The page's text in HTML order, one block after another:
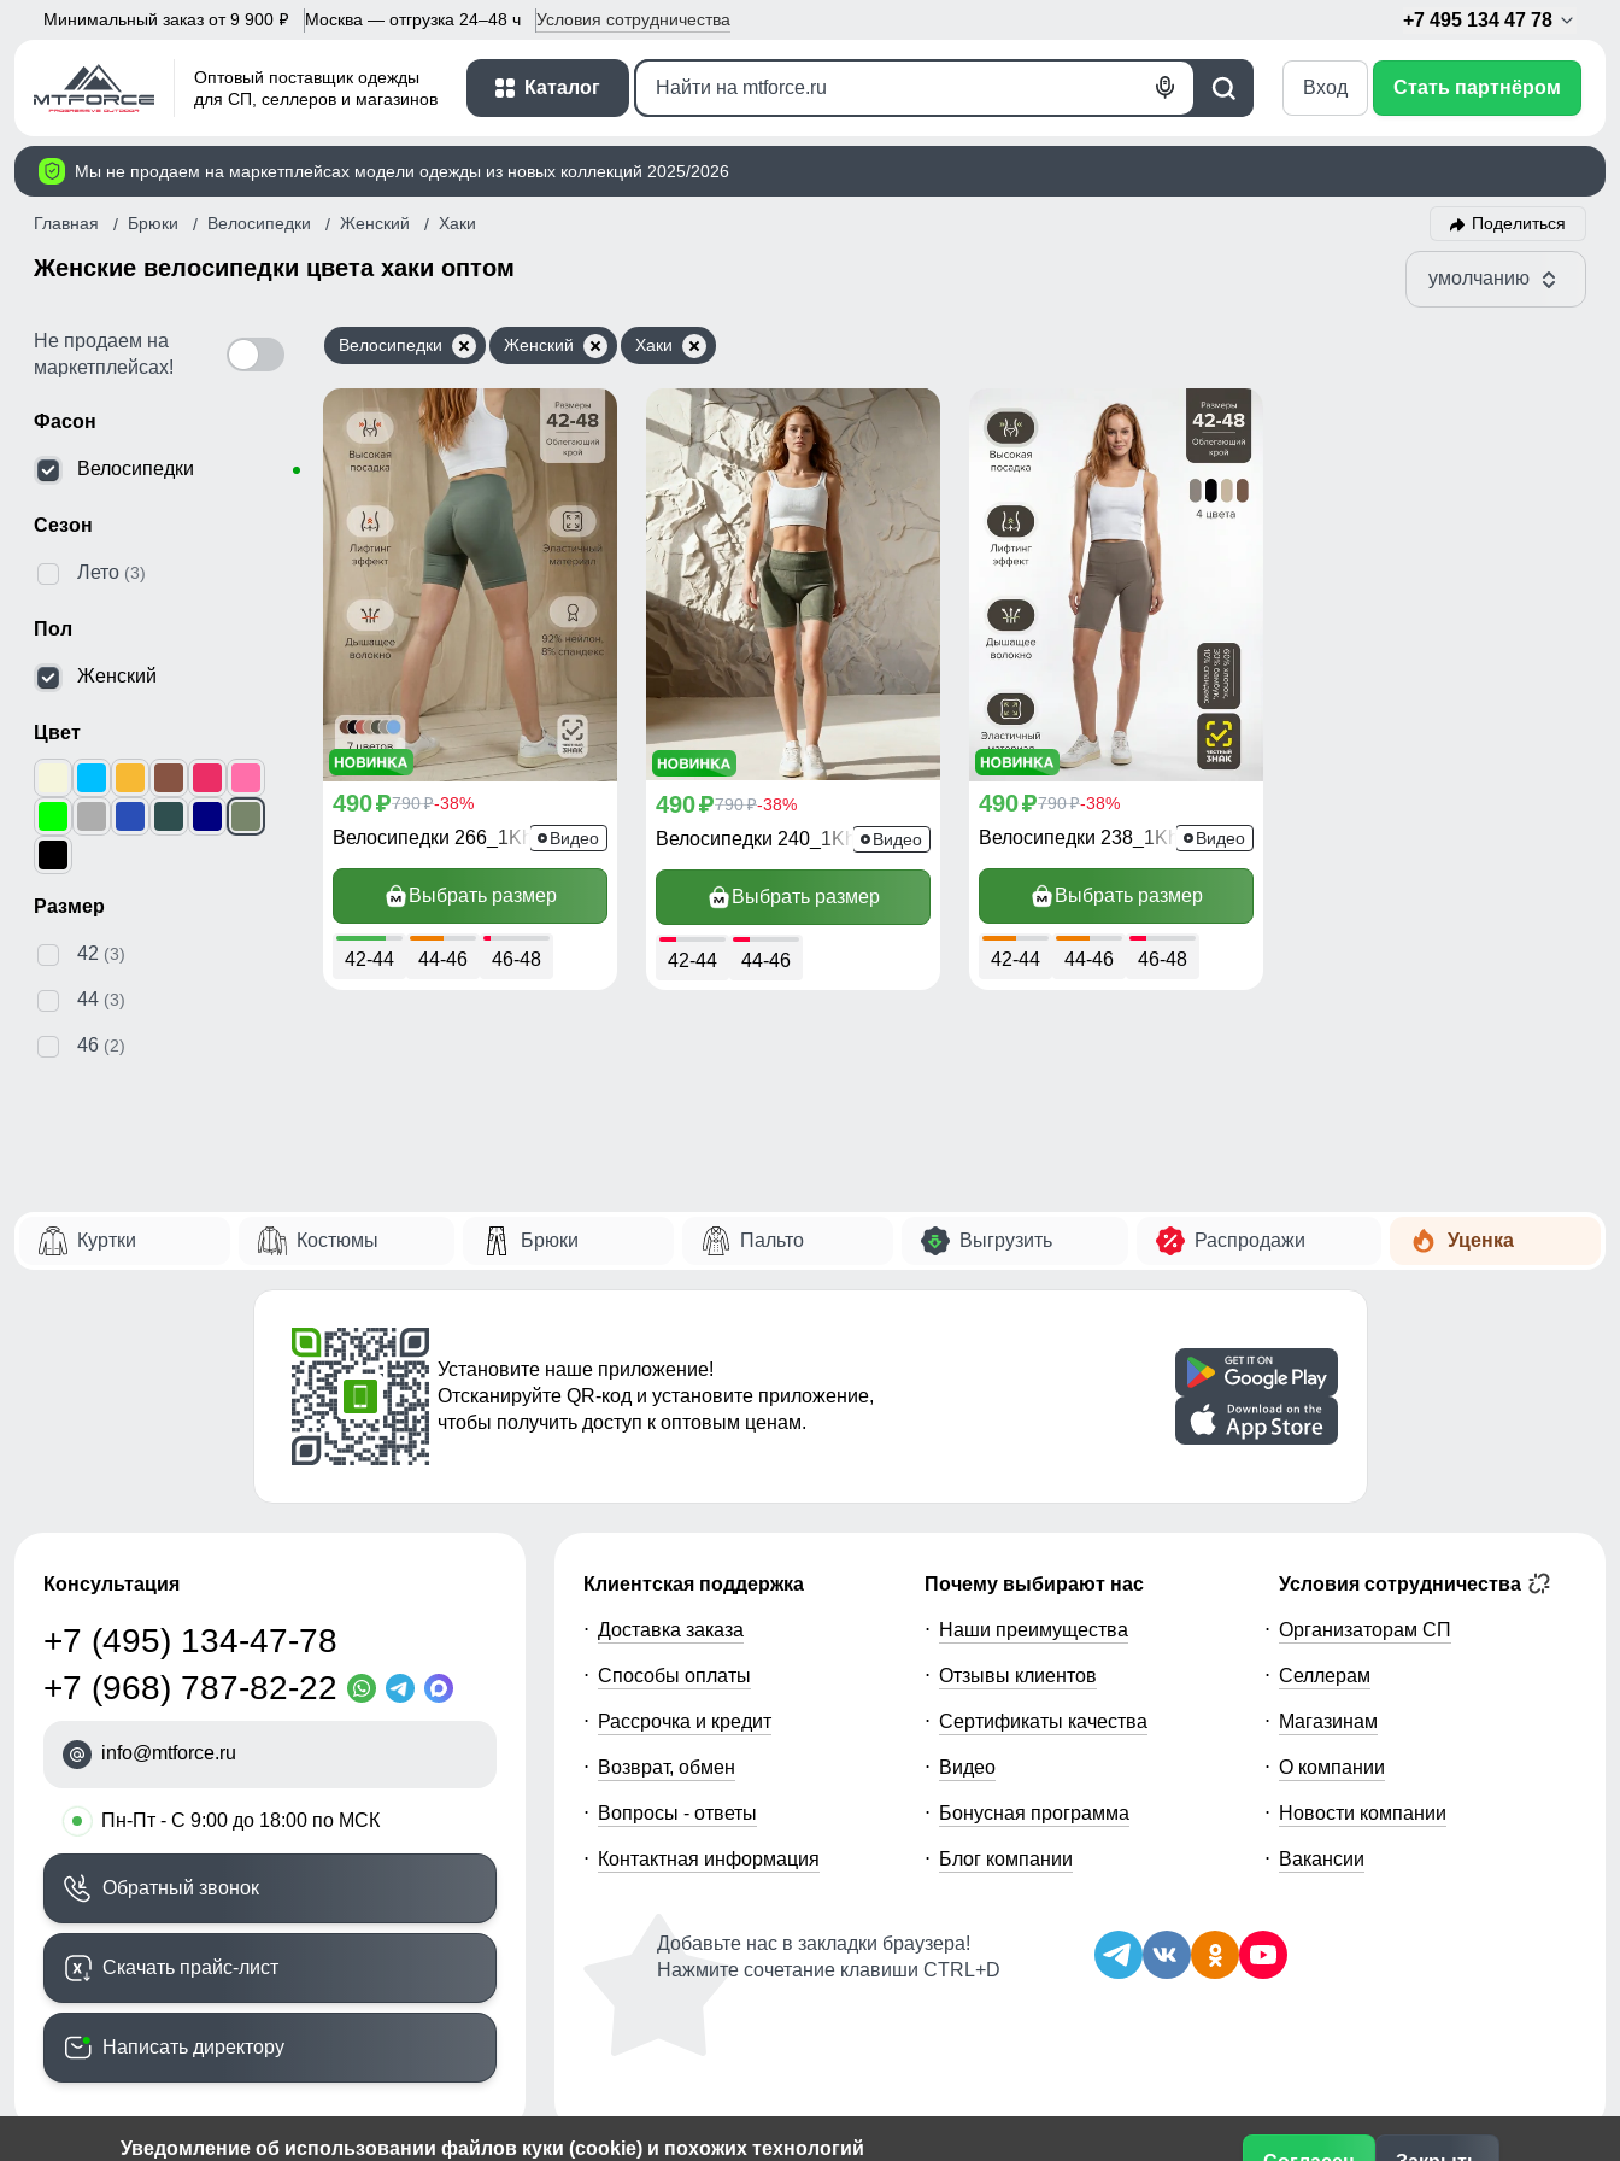
Уведомление об использовании файлов куки (cookie) и похожих технологий
Минимальный заказ от 9 900 p Москва — отгрузка 24–48 ч Условия сотрудничества +7 495 134 47 78
Оптовый поставщик одежды
для СП, селлеров и магазинов
Каталог
Поиск
Голосовой
Вход Стать партнёром
Мы не продаем на маркетплейсах модели одежды из новых коллекций 2025/2026
Главная Брюки Велосипедки Женский Хаки Поделиться
Женские велосипедки цвета хаки оптом умолчанию
Не продаем на
маркетплейсах!
Фасон
Велосипедки
Сезон
Лето (3)
Пол
Женский
Цвет
Размер
42 (3)
44 (3)
46 (2)
Велосипедки Женский Хаки
490p790p-38%
Велосипедки 266_1Kh Видео
Выбрать размер
42-44 44-46 46-48
490p790p-38%
Велосипедки 240_1Kh Видео
Выбрать размер
42-44 44-46
490p790p-38%
Велосипедки 238_1Kh Видео
Выбрать размер
42-44 44-46 46-48
Куртки Костюмы Брюки Пальто Выгрузить Распродажи Уценка
Установите наше приложение!
Отсканируйте QR-код и установите приложение,
чтобы получить доступ к оптовым ценам.
Консультация
+7 (495) 134-47-78
+7 (968) 787-82-22
info@mtforce.ru
• Пн-Пт - С 9:00 до 18:00 по МСК
Обратный звонок
Скачать прайс-лист
Написать директору
Клиентская поддержка
Доставка заказа
Способы оплаты
Рассрочка и кредит
Возврат, обмен
Вопросы - ответы
Контактная информация
Почему выбирают нас
Наши преимущества
Отзывы клиентов
Сертификаты качества
Видео
Бонусная программа
Блог компании
Условия сотрудничества
Организаторам СП
Селлерам
Магазинам
О компании
Новости компании
Вакансии
Добавьте нас в закладки браузера!
Нажмите сочетание клавиши CTRL+D